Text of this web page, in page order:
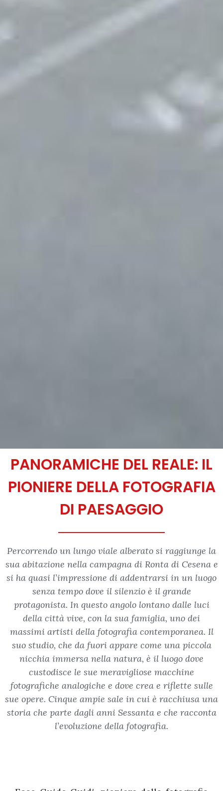
PANORAMICHE DEL REALE: IL
PIONIERE DELLA FOTOGRAFIA
DI PAESAGGIO
Percorrendo un lungo viale alberato si raggiunge la
sua abitazione nella campagna di Ronta di Cesena e
si ha quasi l’impressione di addentrarsi in un luogo
senza tempo dove il silenzio è il grande
protagonista. In questo angolo lontano dalle luci
della città vive, con la sua famiglia, uno dei
massimi artisti della fotografia contemporanea. Il
suo studio, che da fuori appare come una piccola
nicchia immersa nella natura, è il luogo dove
custodisce le sue meravigliose macchine
fotografiche analogiche e dove crea e riflette sulle
sue opere. Cinque ampie sale in cui è racchiusa una
storia che parte dagli anni Sessanta e che racconta
l’evoluzione della fotografia.